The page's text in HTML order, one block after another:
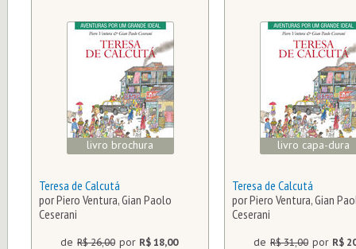
livro brochura
Teresa de Calcutá
por Piero Ventura, Gian Paolo
Ceserani
de R$ 26,00 por R$ 18,00
livro capa-dura
Teresa de Calcutá
por Piero Ventura, Gian
Ceserani
de R$ 31,00 por R$